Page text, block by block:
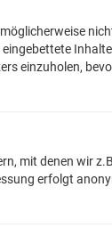
einzuholen,
mit denen wir
erfolgt